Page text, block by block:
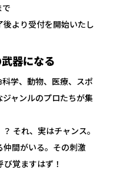
より受付を開始いたし
器になる
学、動物、医療、スポ
ャンルのプロたちが集
それ、実はチャンス。
間がいる。その刺激
覚ますはず！